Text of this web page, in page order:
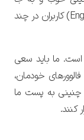
بوده‌اند. از طرفی، «نرخ مشارکت» (Engagement Rate) کاربران در چند
است. ما باید سعی
فالوورهای خودمان،
چنینی به پست ما
کنند.